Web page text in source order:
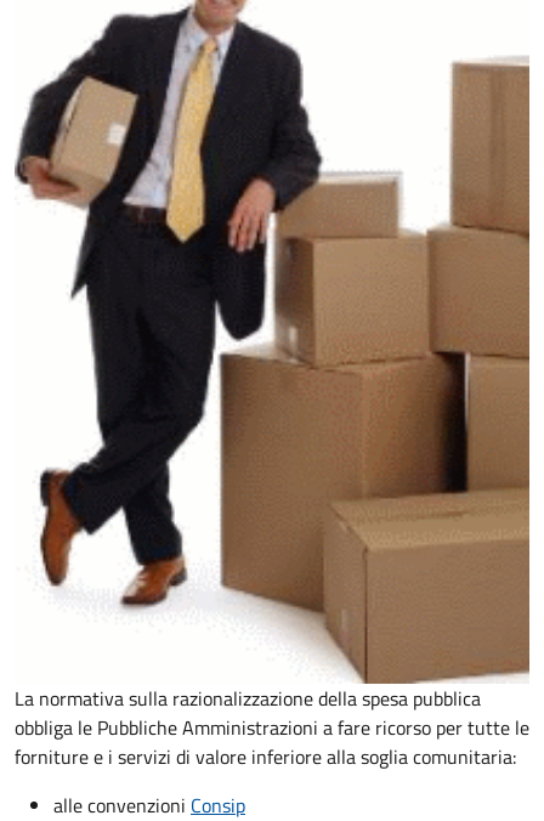
La normativa sulla razionalizzazione della spesa pubblica
obbliga le Pubbliche Amministrazioni a fare ricorso per tutte le
forniture e i servizi di valore inferiore alla soglia comunitaria:
alle convenzioni Consip